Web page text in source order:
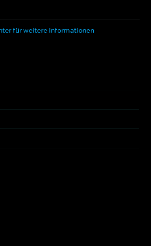
für weitere Informationen